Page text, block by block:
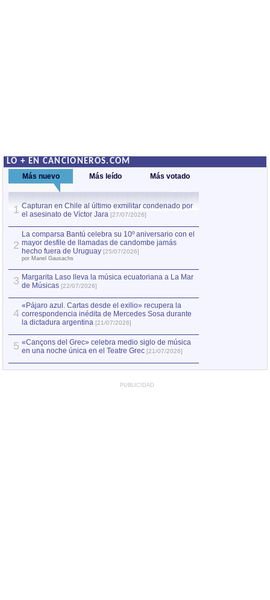
LO + EN CANCIONEROS.COM
Más nuevo Más leído Más votado
1 Capturan en Chile al último exmilitar condenado por
el asesinato de Víctor Jara [27/07/2026]
2
La comparsa Bantú celebra su 10º aniversario con el
mayor desfile de llamadas de candombe jamás
hecho fuera de Uruguay [25/07/2026]
por Manel Gausachs
3 Margarita Laso lleva la música ecuatoriana a La Mar
de Músicas [22/07/2026]
4
«Pájaro azul. Cartas desde el exilio» recupera la
correspondencia inédita de Mercedes Sosa durante
la dictadura argentina [21/07/2026]
5 «Cançons del Grec» celebra medio siglo de música
en una noche única en el Teatre Grec [21/07/2026]
PUBLICIDAD